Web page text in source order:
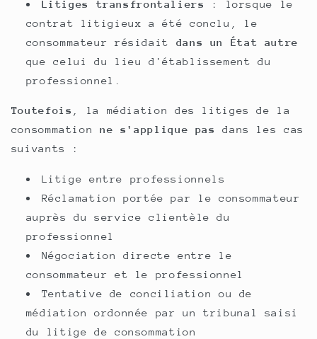
Litiges transfrontaliers
: lorsque le
contrat litigieux a été conclu, le
consommateur résidait dans un État autre
que celui du lieu d'établissement du
professionnel.
Toutefois
, la médiation des litiges de la
consommation ne s'applique pas
dans les cas
suivants :
Litige entre professionnels
Réclamation portée par le consommateur
auprès du service clientèle du
professionnel
Négociation directe entre le
consommateur et le professionnel
Tentative de conciliation ou de
médiation ordonnée par un tribunal saisi
du litige de consommation